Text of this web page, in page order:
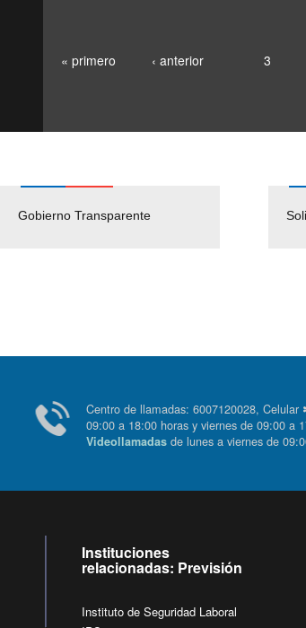
« primero ‹ anterior 3
Gobierno Transparente Pago
Centro de llamadas: 6007120028,
09:00 a 18:00 horas y viernes de 09:00
Videollamadas de lunes a viernes de
Instituciones
relacionadas: Previsión
Instituto de Seguridad Laboral